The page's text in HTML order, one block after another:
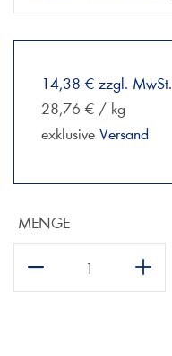
14,38 € zzgl. MwSt.
28,76 € / kg
exklusive Versand
MENGE